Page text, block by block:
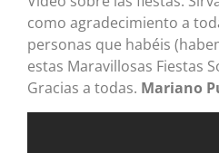
como agradecimiento a
personas que habéis
estas Maravillosas Fiestas
Gracias a todas. Mariano